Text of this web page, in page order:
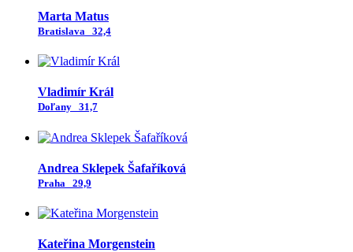
Marta Matus
Bratislava 32,4
Vladimír Král
Doľany 31,7
Andrea Sklepek Šafaříková
Praha 29,9
Kateřina Morgenstein